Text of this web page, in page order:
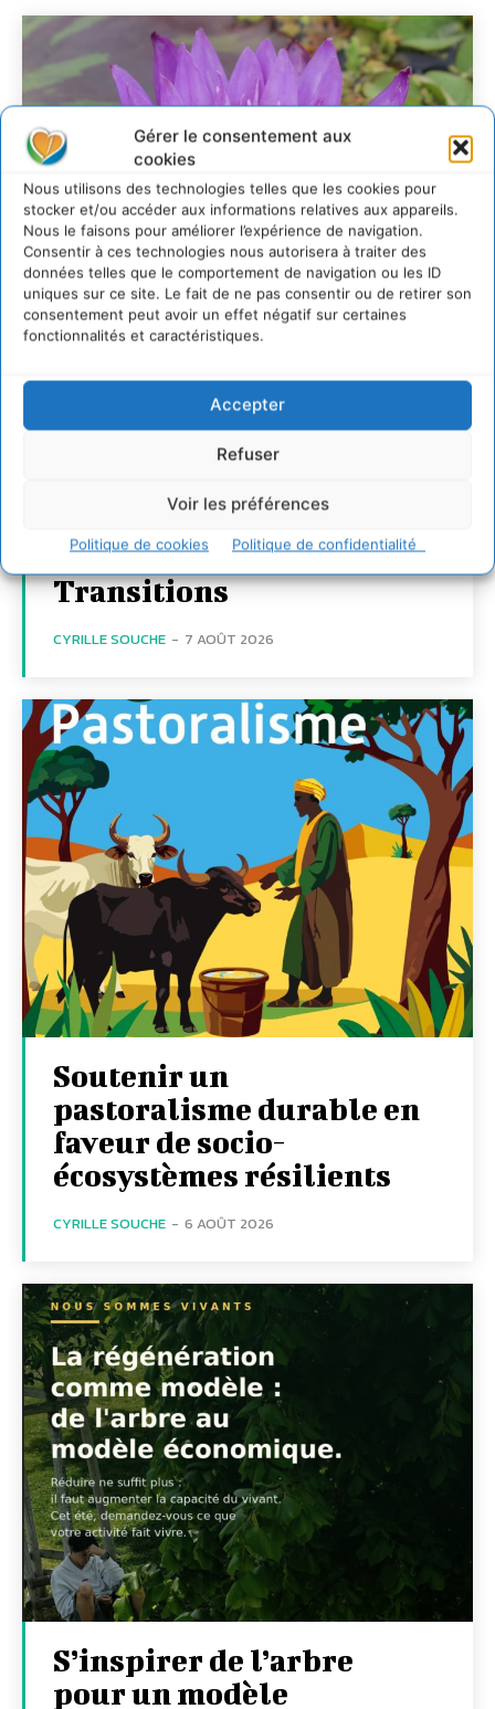
Gérer le consentement aux
cookies
Nous utilisons des technologies telles que les cookies pour
stocker et/ou accéder aux informations relatives aux appareils.
Nous le faisons pour améliorer l’expérience de navigation.
Consentir à ces technologies nous autorisera à traiter des
données telles que le comportement de navigation ou les ID
uniques sur ce site. Le fait de ne pas consentir ou de retirer son
consentement peut avoir un effet négatif sur certaines
fonctionnalités et caractéristiques.
Accepter
Refuser
Voir les préférences
Politique de cookies Politique de confidentialité
Transformer les
territoires par le
dialogue et la
coopération avec un
d’Accompagnement des
Transitions
CYRILLE SOUCHE - 7 AOÛT 2026
Soutenir un
pastoralisme durable en
faveur de socio-
écosystèmes résilients
CYRILLE SOUCHE - 6 AOÛT 2026
S’inspirer de l’arbre
pour un modèle